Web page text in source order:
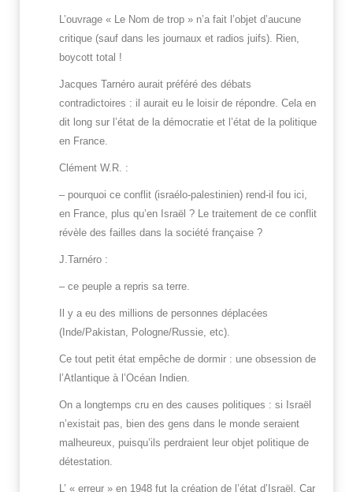
L’ouvrage « Le Nom de trop » n’a fait l’objet d’aucune
critique (sauf dans les journaux et radios juifs). Rien,
boycott total !
Jacques Tarnéro aurait préféré des débats
contradictoires : il aurait eu le loisir de répondre. Cela en
dit long sur l’état de la démocratie et l’état de la politique
en France.
Clément W.R. :
– pourquoi ce conflit (israélo-palestinien) rend-il fou ici,
en France, plus qu’en Israël ? Le traitement de ce conflit
révèle des failles dans la société française ?
J.Tarnéro :
– ce peuple a repris sa terre.
Il y a eu des millions de personnes déplacées
(Inde/Pakistan, Pologne/Russie, etc).
Ce tout petit état empêche de dormir : une obsession de
l’Atlantique à l’Océan Indien.
On a longtemps cru en des causes politiques : si Israël
n’existait pas, bien des gens dans le monde seraient
malheureux, puisqu’ils perdraient leur objet politique de
détestation.
L’ « erreur » en 1948 fut la création de l’état d’Israël. Car